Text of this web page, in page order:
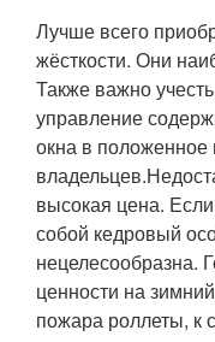
Лучше всего
жёсткости. Они
Также важно
управление
окна в положенное
высокая цена.
собой кедровый
нецелесообразна.
ценности на
пожара роллеты, к